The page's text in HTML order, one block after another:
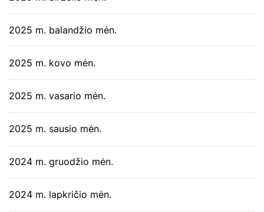
2025 m. balandžio mėn.
2025 m. kovo mėn.
2025 m. vasario mėn.
2025 m. sausio mėn.
2024 m. gruodžio mėn.
2024 m. lapkričio mėn.